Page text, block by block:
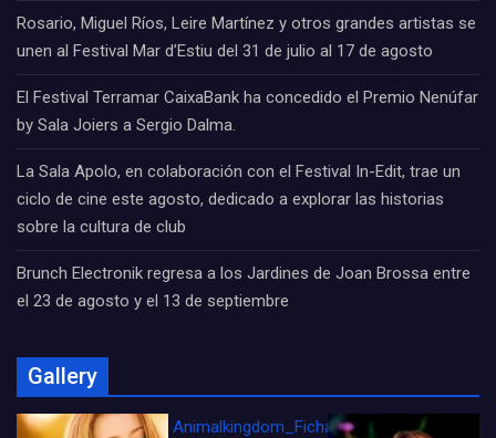
Rosario, Miguel Ríos, Leire Martínez y otros grandes artistas se
unen al Festival Mar d’Estiu del 31 de julio al 17 de agosto
El Festival Terramar CaixaBank ha concedido el Premio Nenúfar
by Sala Joiers a Sergio Dalma.
La Sala Apolo, en colaboración con el Festival In-Edit, trae un
ciclo de cine este agosto, dedicado a explorar las historias
sobre la cultura de club
Brunch Electronik regresa a los Jardines de Joan Brossa entre
el 23 de agosto y el 13 de septiembre
Gallery
Animalkingdom_FichaCine